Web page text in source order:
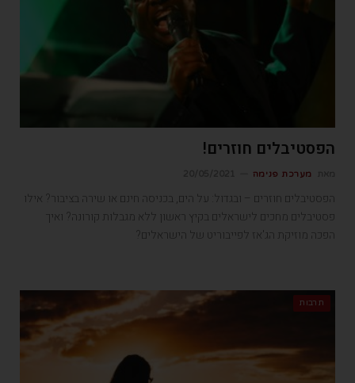
הפסטיבלים חוזרים!
מערכת פנימה
הפסטיבלים חוזרים – ובגדול: על הים, בכניסה חינם או שירה בציבור? אילו
פסטיבלים מחכים לישראלים בקיץ ראשון ללא מגבלות קורונה? ואיך
הפכה מוזיקת הג'אז לפייבוריט של הישראלים?
תרבות